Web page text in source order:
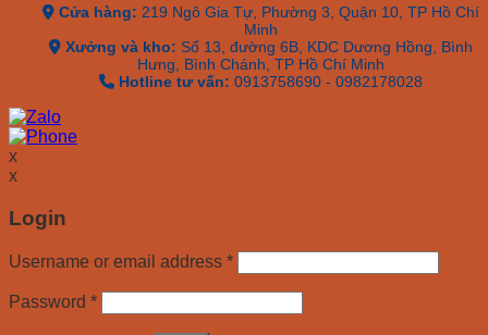
Cửa hàng: 219 Ngô Gia Tự, Phường 3, Quận 10, TP Hồ Chí
Minh
Xưởng và kho: Số 13, đường 6B, KDC Dương Hồng, Bình
Hưng, Bình Chánh, TP Hồ Chí Minh
Hotline tư vấn: 0913758690 - 0982178028
x
x
Login
Username or email address *
Password *